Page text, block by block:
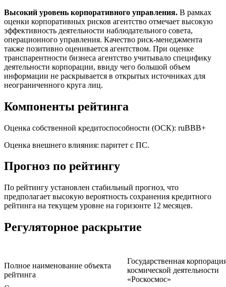
Высокий уровень корпоративного управления. В рамках
оценки корпоративных рисков агентство отмечает высокую
эффективность деятельности наблюдательного совета,
операционного управления. Качество риск-менеджмента
также позитивно оценивается агентством. При оценке
транспарентности бизнеса агентство учитывало специфику
деятельности корпорации, ввиду чего большой объем
информации не раскрывается в открытых источниках для
неограниченного круга лиц.
Компоненты рейтинга
Оценка собственной кредитоспособности (ОСК): ruВВВ+
Оценка внешнего влияния: паритет с ПС.
Прогноз по рейтингу
По рейтингу установлен стабильный прогноз, что
предполагает высокую вероятность сохранения кредитного
рейтинга на текущем уровне на горизонте 12 месяцев.
Регуляторное раскрытие
Полное наименование объекта
рейтинга
Государственная
космической деятельности
«Роскосмос»